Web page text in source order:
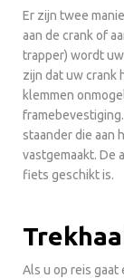
Er zijn twee
aan de crank of
trapper) wordt
zijn dat uw crank
klemmen
staander die aan
vastgemaakt. De
fiets geschikt is.
Als u op reis gaat